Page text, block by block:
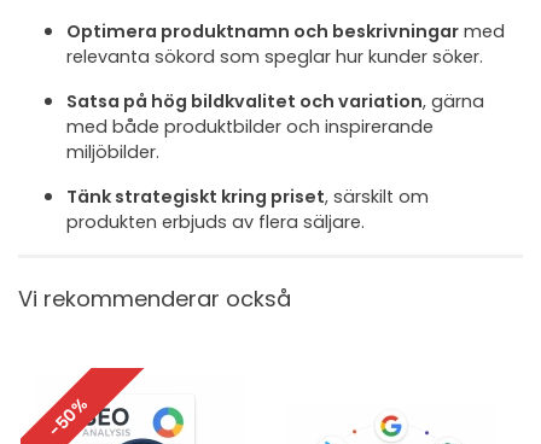
Optimera produktnamn och beskrivningar med
relevanta sökord som speglar hur kunder söker.
Satsa på hög bildkvalitet och variation, gärna
med både produktbilder och inspirerande
miljöbilder.
Tänk strategiskt kring priset, särskilt om
produkten erbjuds av flera säljare.
Vi rekommenderar också
-50%